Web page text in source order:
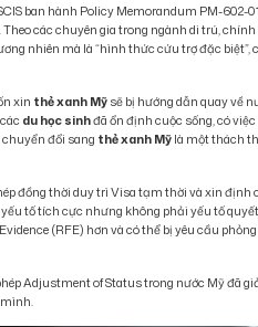
ban hành Policy Memorandum PM-602-
các chuyên gia trong ngành di trú, chính
nhiên mà là “hình thức cứu trợ đặc biệt”,
xin thẻ xanh Mỹ sẽ bị hướng dẫn quay về
du học sinhđã ổn định cuộc sống, có việc
đổi sang thẻ xanh Mỹ là một thách
đồng thời duy trì Visa tạm thời và xin định
tố tích cực nhưng không phải yếu tố quyết
(RFE) hơn và có thể bị yêu cầu phỏng
Adjustment of Status trong nước Mỹ đã